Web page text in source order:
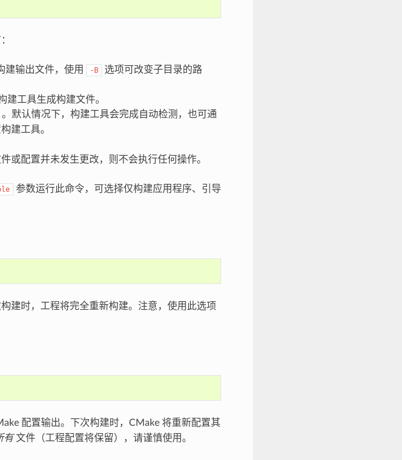
建输出文件，使用 -B
选项可改变子目录的路
工具生成构建文件。
。默认情况下，构建工具会完成自动检测，也可通
建工具。
或配置并未发生更改，则不会执行任何操作。
参数运行此命令，可选择仅构建应用程序、引导
建时，工程将完全重新构建。注意，使用此选项
配置输出。下次构建时，CMake 将重新配置其
有文件（工程配置将保留），请谨慎使用。